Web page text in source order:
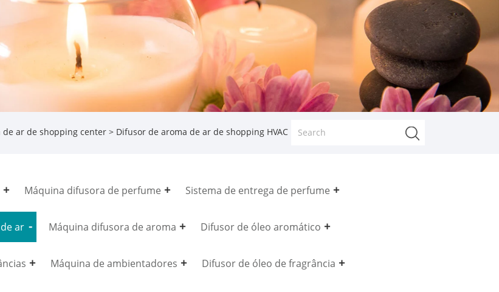
de ar de shopping center > Difusor de aroma de ar de shopping HVAC
Máquina difusora de perfume Sistema de entrega de perfume
ar Máquina difusora de aroma Difusor de óleo aromático
Máquina de ambientadores Difusor de óleo de fragrância